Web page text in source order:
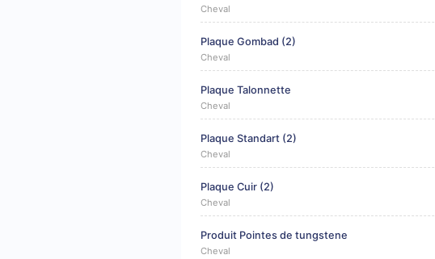
Cheval
Plaque Gombad (2)
Cheval
Plaque Talonnette
Cheval
Plaque Standart (2)
Cheval
Plaque Cuir (2)
Cheval
Produit Pointes de tungstene
Cheval